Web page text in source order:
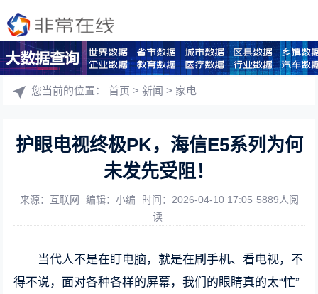
您当前的位置：首页 >新闻 > 家电
护眼电视终极PK，海信E5系列为何
未发先受阻！
来源：互联网 编辑：小编 时间：2026-04-10 17:05 5889人阅
读
当代人不是在盯电脑，就是在刷手机、看电视，不
得不说，面对各种各样的屏幕，我们的眼睛真的太“忙”